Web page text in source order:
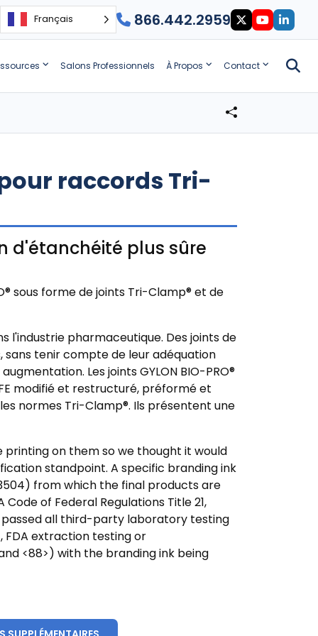
Français 866.442.2959
Salons Professionnels À Propos Contact
pour raccords Tri-
d'étanchéité plus sûre
sous forme de joints Tri-Clamp® et de
l'industrie pharmaceutique. Des joints de
sans tenir compte de leur adéquation
Les joints GYLON BIO-PRO®
modifié et restructuré, préformé et
normes Tri-Clamp®. Ils présentent une
printing on them so we thought it would
standpoint. A specific branding ink
from which the final products are
of Federal Regulations Title 21,
passed all third-party laboratory testing
FDA extraction testing or
<88>) with the branding ink being